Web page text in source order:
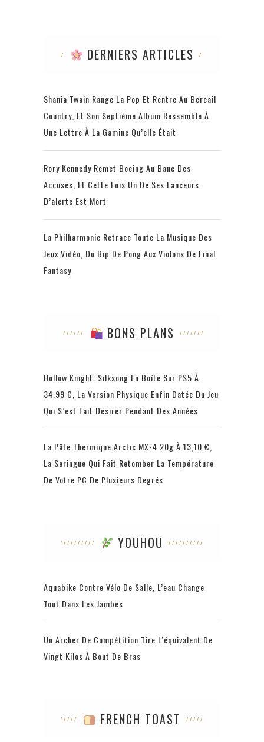
DERNIERS ARTICLES
Shania Twain Range La Pop Et Rentre Au Bercail
Country, Et Son Septième Album Ressemble À
Une Lettre À La Gamine Qu’elle Était
Rory Kennedy Remet Boeing Au Banc Des
Accusés, Et Cette Fois Un De Ses Lanceurs
D’alerte Est Mort
La Philharmonie Retrace Toute La Musique Des
Jeux Vidéo, Du Bip De Pong Aux Violons De Final
Fantasy
BONS PLANS
Hollow Knight: Silksong En Boîte Sur PS5 À
34,99 €, La Version Physique Enfin Datée Du Jeu
Qui S’est Fait Désirer Pendant Des Années
La Pâte Thermique Arctic MX-4 20g À 13,10 €,
La Seringue Qui Fait Retomber La Température
De Votre PC De Plusieurs Degrés
YOUHOU
Aquabike Contre Vélo De Salle, L’eau Change
Tout Dans Les Jambes
Un Archer De Compétition Tire L’équivalent De
Vingt Kilos À Bout De Bras
FRENCH TOAST